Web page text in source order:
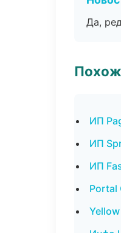
Да,
ИП
ИП
ИП
Portal